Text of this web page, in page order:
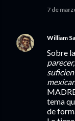
7 de
William
Sobre
tema
de